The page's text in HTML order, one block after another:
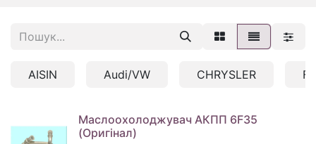
AISIN Audi/VW CHRYSLER
Маслоохолоджувач АКПП 6F35
(Оригінал)